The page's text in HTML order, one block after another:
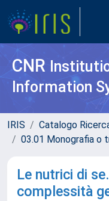
CNR
Information
IRIS Catalogo
03.01 Monografia
Le nutrici di
complessità